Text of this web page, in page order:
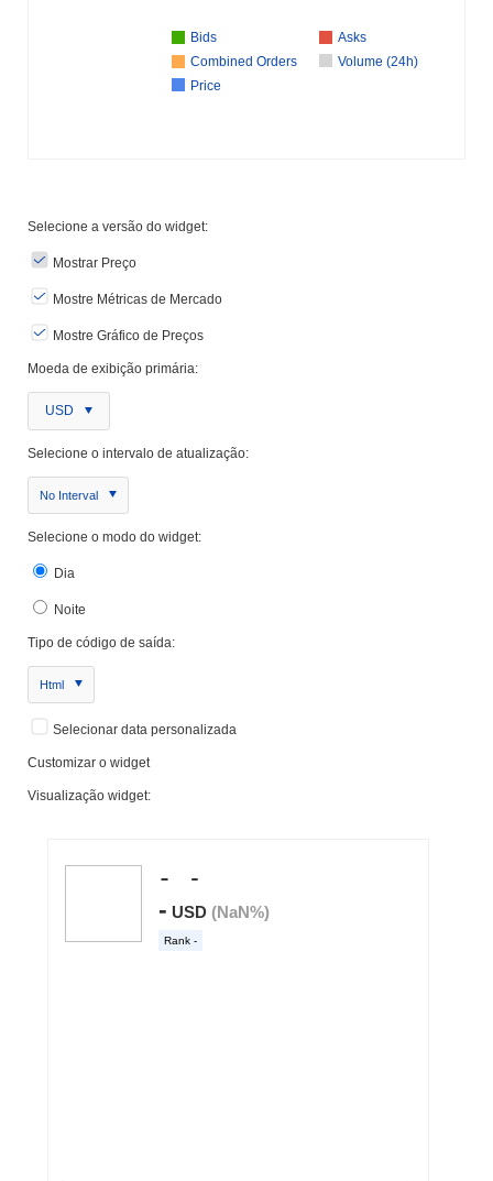
Bids
Asks
Combined Orders
Volume (24h)
Price
Selecione a versão do widget:
Mostrar Preço
Mostre Métricas de Mercado
Mostre Gráfico de Preços
Moeda de exibição primária:
USD
Selecione o intervalo de atualização:
No Interval
Selecione o modo do widget:
Dia
Noite
Tipo de código de saída:
Html
Selecionar data personalizada
Customizar o widget
Visualização widget: